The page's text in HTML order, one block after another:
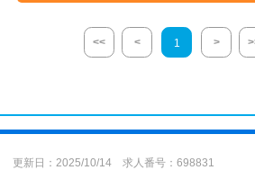
<< < 1 >
更新日：2025/10/14 求人番号：698831